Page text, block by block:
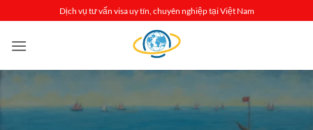
qua
nội
Dịch vụ tư vấn visa uy tín, chuyên nghiệp tại Việt Nam